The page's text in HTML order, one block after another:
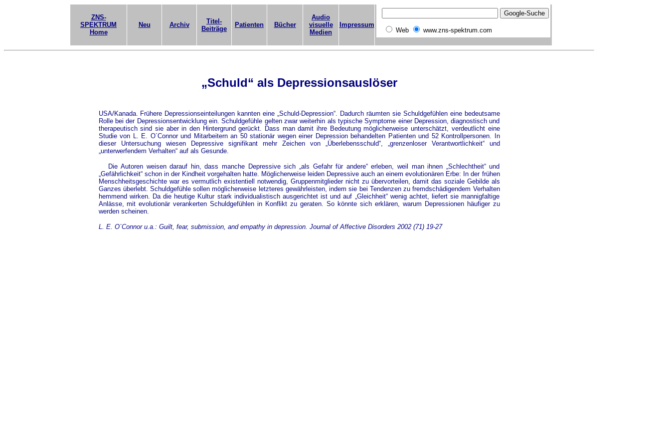
ZNS-
SPEKTRUM
Home
Neu Archiv
Titel-
Beiträge
Patienten Bücher
Audio
visuelle
Medien
Impressum
Web www.zns-spektrum.com
„Schuld“ als Depressionsauslöser
USA/Kanada. Frühere Depressionseinteilungen kannten eine „Schuld-Depression“. Dadurch räumten sie Schuldgefühlen eine bedeutsame
Rolle bei der Depressionsentwicklung ein. Schuldgefühle gelten zwar weiterhin als typische Symptome einer Depression, diagnostisch und
therapeutisch sind sie aber in den Hintergrund gerückt. Dass man damit ihre Bedeutung möglicherweise unterschätzt, verdeutlicht eine
Studie von L. E. O´Connor und Mitarbeitern an 50 stationär wegen einer Depression behandelten Patienten und 52 Kontrollpersonen. In
dieser Untersuchung wiesen Depressive signifikant mehr Zeichen von „Überlebensschuld“, „grenzenloser Verantwortlichkeit“ und
„unterwerfendem Verhalten“ auf als Gesunde.
Die Autoren weisen darauf hin, dass manche Depressive sich „als Gefahr für andere“ erleben, weil man ihnen „Schlechtheit“ und
„Gefährlichkeit“ schon in der Kindheit vorgehalten hatte. Möglicherweise leiden Depressive auch an einem evolutionären Erbe: In der frühen
Menschheitsgeschichte war es vermutlich existentiell notwendig, Gruppenmitglieder nicht zu übervorteilen, damit das soziale Gebilde als
Ganzes überlebt. Schuldgefühle sollen möglicherweise letzteres gewährleisten, indem sie bei Tendenzen zu fremdschädigendem Verhalten
hemmend wirken. Da die heutige Kultur stark individualistisch ausgerichtet ist und auf „Gleichheit“ wenig achtet, liefert sie mannigfaltige
Anlässe, mit evolutionär verankerten Schuldgefühlen in Konflikt zu geraten. So könnte sich erklären, warum Depressionen häufiger zu
werden scheinen.
L. E. O´Connor u.a.: Guilt, fear, submission, and empathy in depression. Journal of Affective Disorders 2002 (71) 19-27